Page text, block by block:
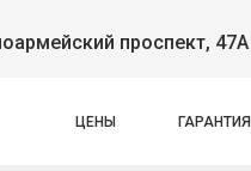
проспект, 47А
ЦЕНЫ ГАРАНТИЯ